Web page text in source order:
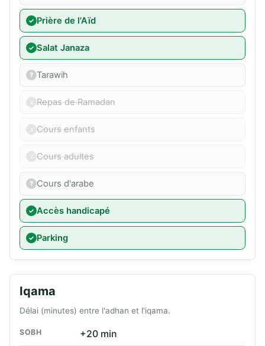
Prière de l'Aïd
Salat Janaza
Tarawih
Repas de Ramadan
Cours enfants
Cours adultes
Cours d'arabe
Accès handicapé
Parking
Iqama
Délai (minutes) entre l'adhan et l'iqama.
SOBH +20 min